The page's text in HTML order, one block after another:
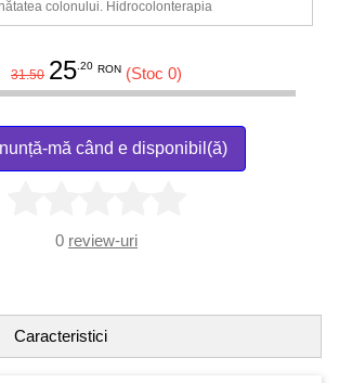
colonului. Hidrocolonterapia
31.50 25.20 RON (Stoc 0)
mă când e disponibil(ă)
0 review-uri
Caracteristici